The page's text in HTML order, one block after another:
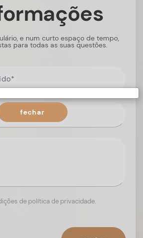
e num curto espaço de tempo,
para todas as suas questões.
de política de privacidade.
fechar